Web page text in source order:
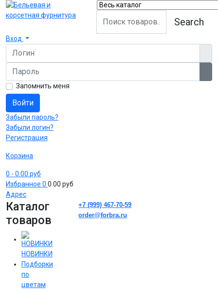
Search
Вход
Логин
Пароль
Запомнить меня
Войти
Забыли пароль?
Забыли логин?
Регистрация
Корзина
0 - 0.00 руб
Избранное 0 0.00 руб
Адрес
Каталог
товаров
НОВИНКИ
Подборки
по
цветам
+7 (999) 467-70-59
order@forbra.ru